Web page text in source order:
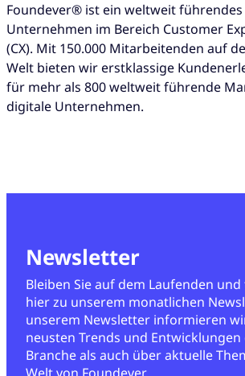
Foundever® ist ein weltweit führendes
Unternehmen im Bereich Customer
(CX). Mit 150.000 Mitarbeitenden auf
Welt bieten wir erstklassige
für mehr als 800 weltweit führende
digitale Unternehmen.
Newsletter
Bleiben Sie auf dem Laufenden
hier zu unserem monatlichen
unserem Newsletter informieren
neusten Trends und Entwicklungen
Branche als auch über aktuelle